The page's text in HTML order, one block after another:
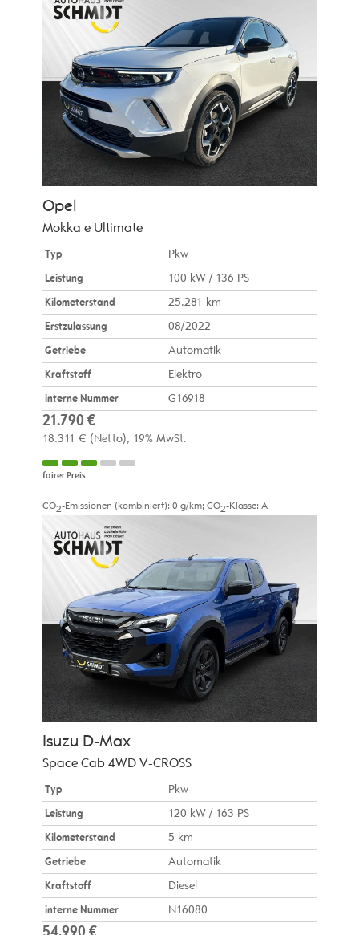
Opel
Mokka e Ultimate
Typ
Pkw
Leistung
100 kW / 136 PS
Kilometerstand
25.281 km
Erstzulassung
08/2022
Getriebe
Automatik
Kraftstoff
Elektro
interne Nummer
G16918
21.790 €
18.311 € (Netto) 19% MwSt.
fairer Preis
CO2-Emissionen (kombiniert): 0 g/km; CO2-Klasse: A
Isuzu D-Max
Space Cab 4WD V-CROSS
Typ
Pkw
Leistung
120 kW / 163 PS
Kilometerstand
5 km
Getriebe
Automatik
Kraftstoff
Diesel
interne Nummer
N16080